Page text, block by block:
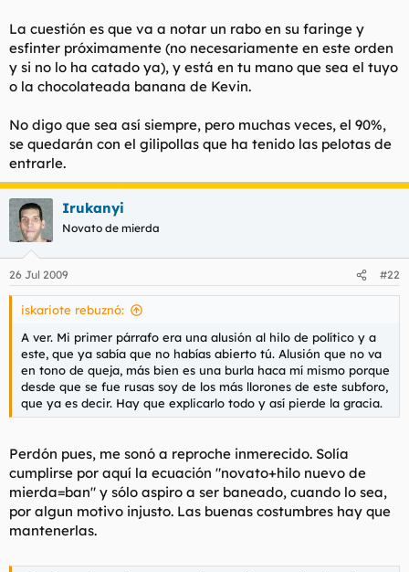
La cuestión es que va a notar un rabo en su faringe y
esfinter próximamente (no necesariamente en este orden
y si no lo ha catado ya), y está en tu mano que sea el tuyo
o la chocolateada banana de Kevin.
No digo que sea así siempre, pero muchas veces, el 90%,
se quedarán con el gilipollas que ha tenido las pelotas de
entrarle.
Irukanyi
Novato de mierda
26 Jul 2009 #22
iskariote rebuznó:
A ver. Mi primer párrafo era una alusión al hilo de político y a
este, que ya sabía que no habías abierto tú. Alusión que no va
en tono de queja, más bien es una burla haca mí mismo porque
desde que se fue rusas soy de los más llorones de este subforo,
que ya es decir. Hay que explicarlo todo y así pierde la gracia.
Perdón pues, me sonó a reproche inmerecido. Solía
cumplirse por aquí la ecuación "novato+hilo nuevo de
mierda=ban" y sólo aspiro a ser baneado, cuando lo sea,
por algun motivo injusto. Las buenas costumbres hay que
mantenerlas.